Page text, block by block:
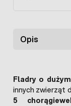
Opis
Fladry o
innych zwierząt
5